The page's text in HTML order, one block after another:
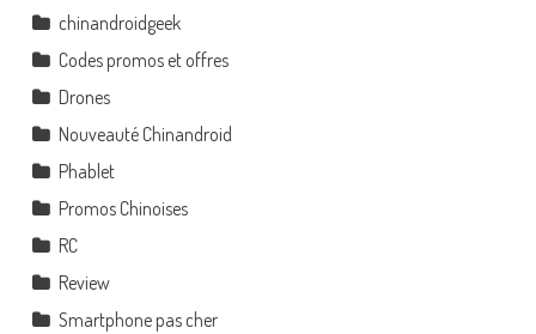
chinandroidgeek
Codes promos et offres
Drones
Nouveauté Chinandroid
Phablet
Promos Chinoises
RC
Review
Smartphone pas cher